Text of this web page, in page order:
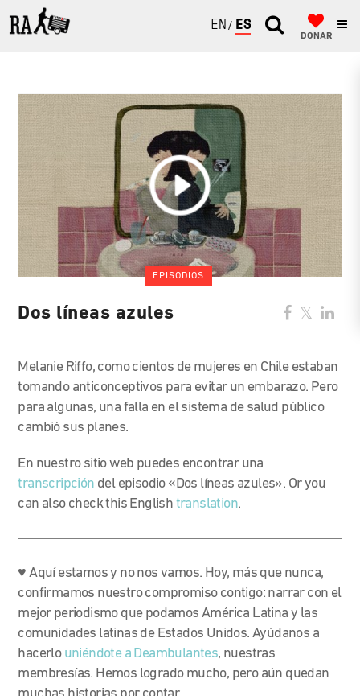
ENGLISH
ESPAÑOL
DONAR
EPISODIOS
Dos líneas azules
Melanie Riffo, como cientos de mujeres en Chile estaban
tomando anticonceptivos para evitar un embarazo. Pero
para algunas, una falla en el sistema de salud público
cambió sus planes.
En nuestro sitio web puedes encontrar una
transcripción del episodio «Dos líneas azules». Or you
can also check this English translation.
♥ Aquí estamos y no nos vamos. Hoy, más que nunca,
confirmamos nuestro compromiso contigo: narrar con el
mejor periodismo que podamos América Latina y las
comunidades latinas de Estados Unidos. Ayúdanos a
hacerlo uniéndote a Deambulantes, nuestras
membresías. Hemos logrado mucho, pero aún quedan